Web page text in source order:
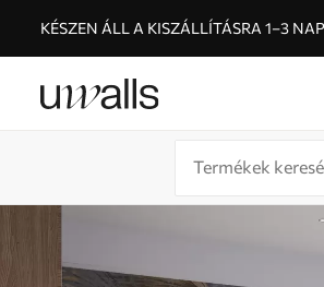
KÉSZEN ÁLL A KISZÁLLÍTÁSRA 1–3